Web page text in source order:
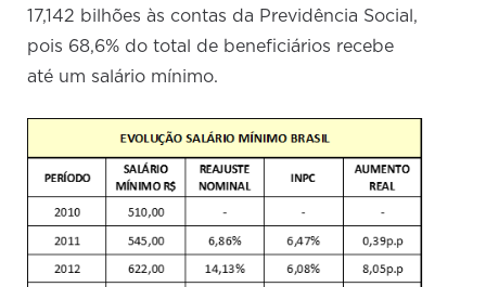
17,142 bilhões às contas da Previdência Social,
pois 68,6% do total de beneficiários recebe
até um salário mínimo.